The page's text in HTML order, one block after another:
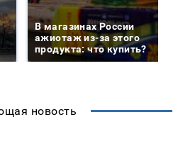
В магазинах России
ажиотаж из-за этого
продукта: что купить?
новость